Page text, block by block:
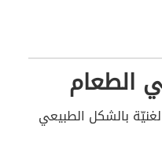
الطعام
بالشكل الطبيعي